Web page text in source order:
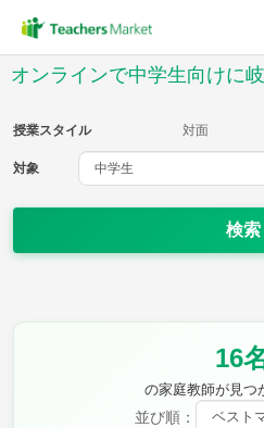
オンラインで中学生向けに
授業スタイル 対面
対象
検索
16
の家庭教師が見つ
並び順：
教科
音楽